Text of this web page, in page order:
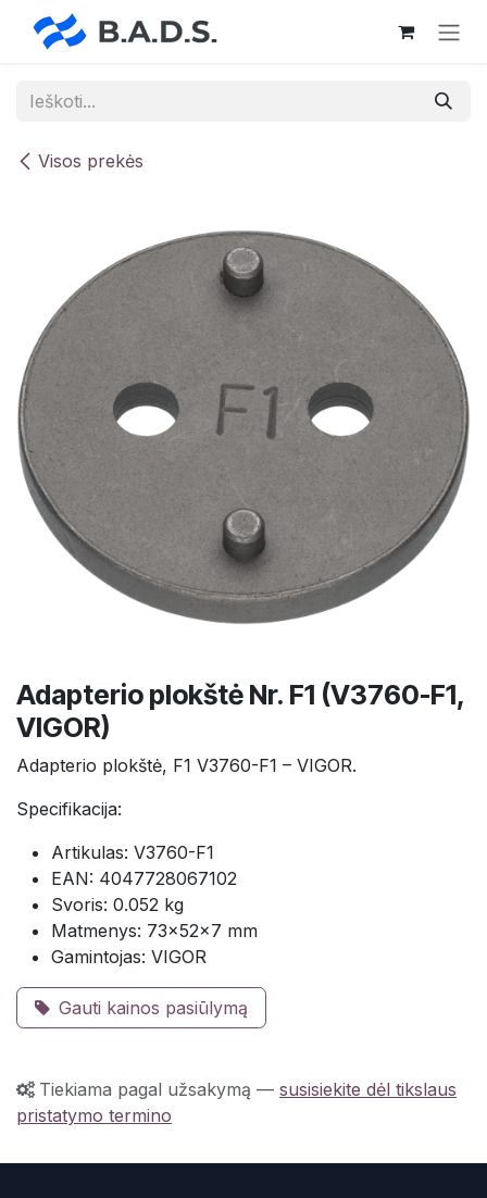
Skip to Content
Visos prekės
Adapterio plokštė Nr. F1 (V3760-F1,
VIGOR)
Adapterio plokštė, F1 V3760-F1 – VIGOR.
Specifikacija:
Artikulas: V3760-F1
EAN: 4047728067102
Svoris: 0.052 kg
Matmenys: 73×52×7 mm
Gamintojas: VIGOR
Gauti kainos pasiūlymą
Tiekiama pagal užsakymą — susisiekite dėl tikslaus
pristatymo termino